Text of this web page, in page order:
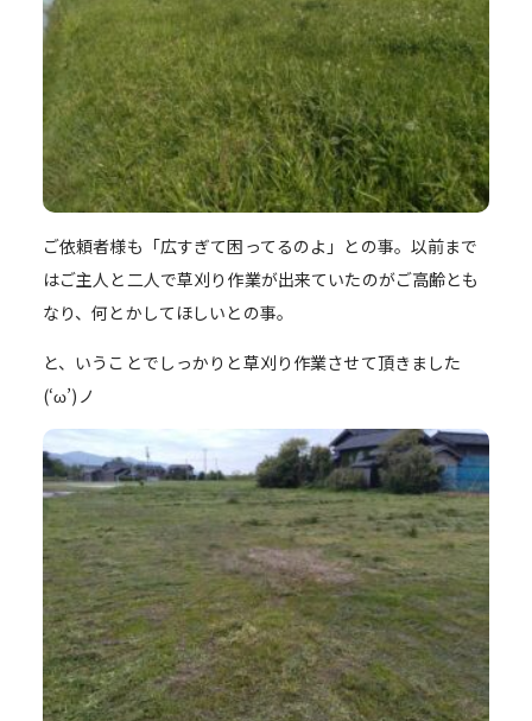
ご依頼者様も「広すぎて困ってるのよ」との事。以前まで
はご主人と二人で草刈り作業が出来ていたのがご高齢とも
なり、何とかしてほしいとの事。
と、いうことでしっかりと草刈り作業させて頂きました
(‘ω’)ノ